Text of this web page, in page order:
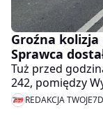
Groźna
Sprawca
Tuż przed
242, pomiędzy
doszło do
dwóch
REDAKCJA